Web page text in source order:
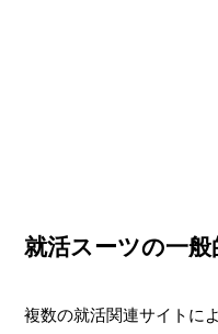
就活スーツの一
複数の就活関連サイトに